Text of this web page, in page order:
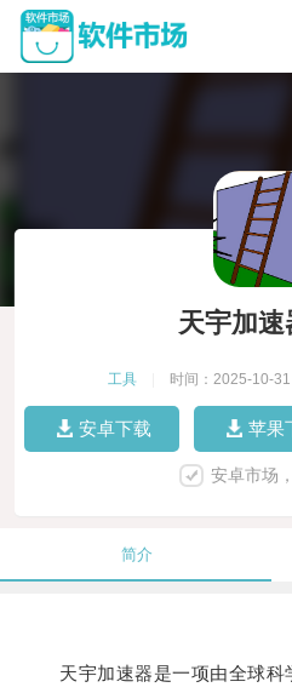
天宇加速
工具 时间：2025-10-31
安卓下载 苹果
安卓市场
简介
天宇加速器是一项由全球科